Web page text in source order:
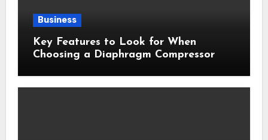
Business
Key Features to Look for When
Choosing a Diaphragm Compressor